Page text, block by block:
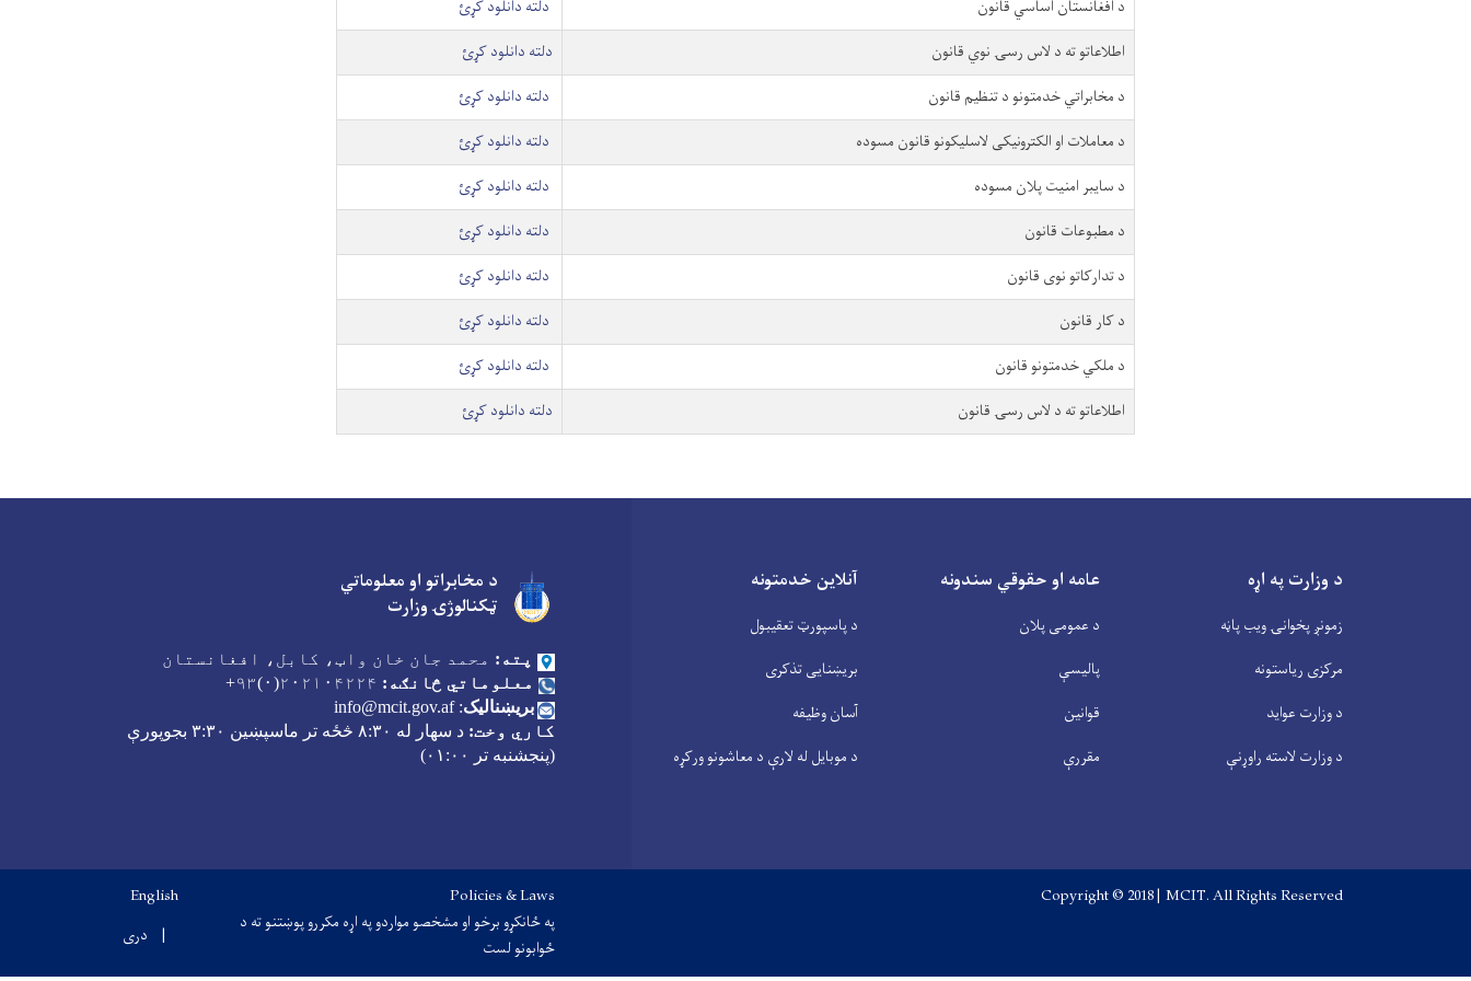
د افغانستان اساسي قانون
دلته دانلود کړئ
اطلاعاتو ته د لاس رسۍ نوي قانون
دلته دانلود کړئ
د مخابراتي خدمتونو د تنظیم قانون
دلته دانلود کړئ
د معاملات او الکترونیکی لاسلیکونو قانون مسوده
دلته دانلود کړئ
د سایبر امنیت پلان مسوده
دلته دانلود کړئ
د مطبوعات قانون
دلته دانلود کړئ
د تدارکاتو نوی قانون
دلته دانلود کړئ
د کار قانون
دلته دانلود کړئ
د ملکي خدمتونو قانون
دلته دانلود کړئ
اطلاعاتو ته د لاس رسۍ قانون
دلته دانلود کړئ
د وزارت په اړه
زمونږ پخوانۍ ویب پاڼه
مرکزی ریاستونه
د وزارت عواید
د وزارت لاسته راوړنې
عامه او حقوقي سندونه
د عمومی پلان
پالیسې
قوانین
مقررې
آنلاین خدمتونه
د پاسپورټ تعقیبول
بریښنایی تذکری
آسان وظیفه
د موبایل له لارې د معاشونو ورکړه
د مخابراتو او معلوماتي
ټکنالوژۍ وزارت
پته: محمد جان خان واټ، کابل، افغانستان
معلوماتي څانګه:
بریښنالیک:
info@mcit.gov.af
کاري وخت: د سهار له ۸:۳۰ څځه تر ماسپښین ۳:۳۰ بجوپورې
(پنجشنبه تر
۰۱:۰۰)
Copyright © 2018 | MCIT. All Rights Reserved
Footer menu
Policies & Laws
په ځانکړو برخو او مشخصو مواردو په اړه مکررو پوښتنو ته د
ځوابونو لست
English
دری